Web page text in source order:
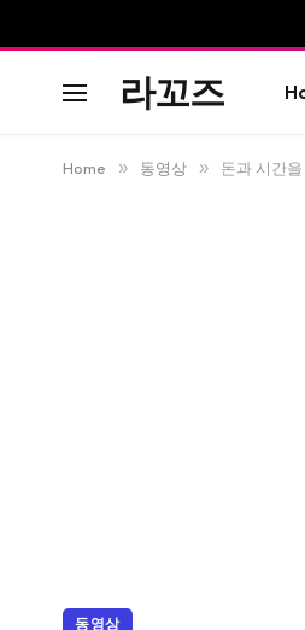
라꼬즈
Home » 동영상 » 돈과 시간
동영상